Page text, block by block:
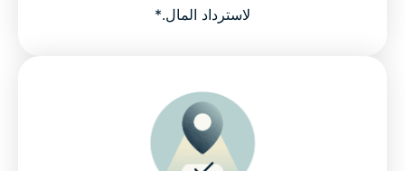
لاسترداد المال.*